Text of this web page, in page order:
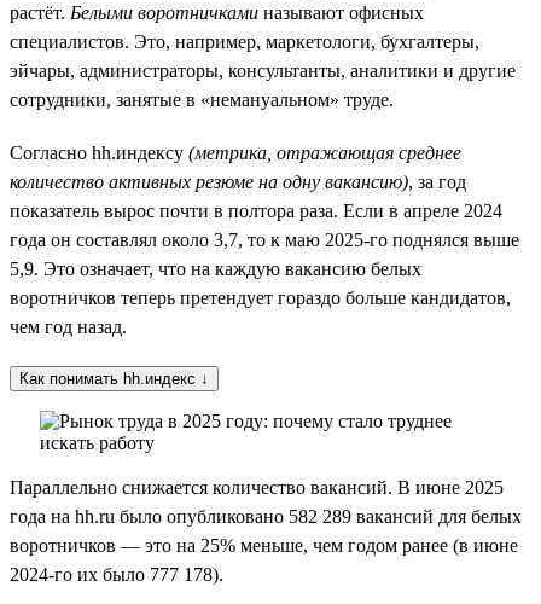
растёт. Белыми воротничками называют офисных
специалистов. Это, например, маркетологи, бухгалтеры,
эйчары, администраторы, консультанты, аналитики и другие
сотрудники, занятые в «немануальном» труде.
Согласно hh.индексу (метрика, отражающая среднее
количество активных резюме на одну вакансию), за год
показатель вырос почти в полтора раза. Если в апреле 2024
года он составлял около 3,7, то к маю 2025-го поднялся выше
5,9. Это означает, что на каждую вакансию белых
воротничков теперь претендует гораздо больше кандидатов,
чем год назад.
Как понимать hh.индекс ↓
Параллельно снижается количество вакансий. В июне 2025
года на hh.ru было опубликовано 582 289 вакансий для белых
воротничков — это на 25% меньше, чем годом ранее (в июне
2024-го их было 777 178).